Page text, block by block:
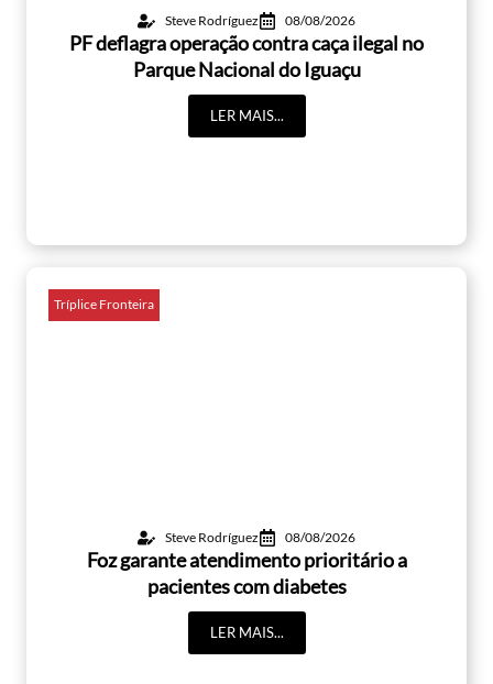
Steve Rodríguez 08/08/2026
PF deflagra operação contra caça ilegal no
Parque Nacional do Iguaçu
LER MAIS...
Tríplice Fronteira
Steve Rodríguez 08/08/2026
Foz garante atendimento prioritário a
pacientes com diabetes
LER MAIS...